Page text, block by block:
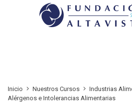
Inicio Nuestros Cursos
Industrias
Alérgenos e Intolerancias Alimentarias